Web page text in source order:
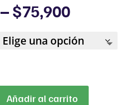
– $75,900Price
range:
$50,688
through
Añadir al carrito